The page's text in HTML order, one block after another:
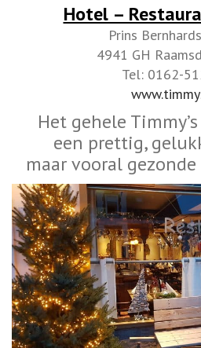
Hotel –
Prins
4941 GH
Tel: 0162-
Het gehele
een prettig,
maar vooral